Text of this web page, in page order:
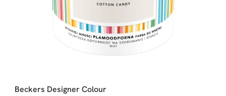
Beckers Designer Colour